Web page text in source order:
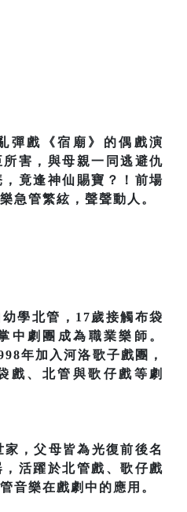
彈戲《宿廟》的偶戲演
害，與母親一同逃避仇
竟逢神仙賜寶？！前場
急管繁絃，聲聲動人。
學北管，17歲接觸布袋
中劇團成為職業樂師。
年加入河洛歌子戲團，
戲、北管與歌仔戲等劇
，父母皆為光復前後名
活躍於北管戲、歌仔戲
音樂在戲劇中的應用。